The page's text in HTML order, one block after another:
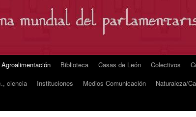
Agroalimentación Biblioteca Casas de León Colectivos
ciencia Instituciones Medios Comunicación Naturaleza/